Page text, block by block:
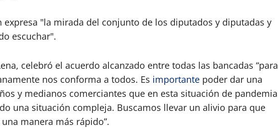
"la mirada del conjunto de los diputados y diputadas y
escuchar".
celebró el acuerdo alcanzado entre todas las bancadas “para
nos conforma a todos. Es importante poder dar una
y medianos comerciantes que en esta situación de pandemia
una situación compleja. Buscamos llevar un alivio para que
manera más rápido”.